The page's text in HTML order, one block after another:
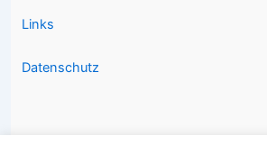
Links
Datenschutz